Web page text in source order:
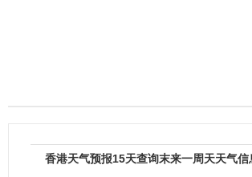
香港天气预报15天查询末来一周天天气信